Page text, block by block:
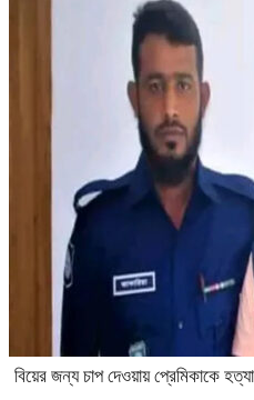
বিয়ের জন্য চাপ দেওয়ায় প্রেমিকাকে হত্যা